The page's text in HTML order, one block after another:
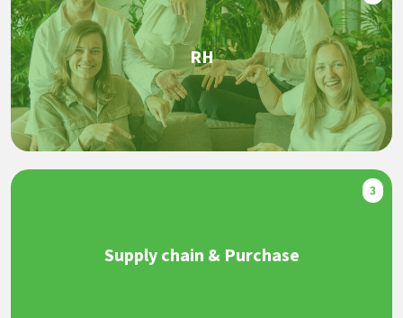
RH
3
Supply chain & Purchase